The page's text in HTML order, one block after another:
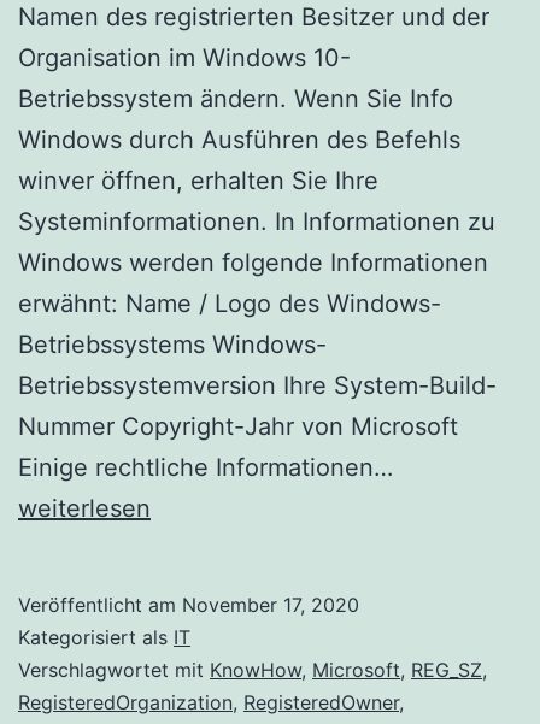
Namen des registrierten Besitzer und der
Organisation im Windows 10-
Betriebssystem ändern. Wenn Sie Info
Windows durch Ausführen des Befehls
winver öffnen, erhalten Sie Ihre
Systeminformationen. In Informationen zu
Windows werden folgende Informationen
erwähnt: Name / Logo des Windows-
Betriebssystems Windows-
Betriebssystemversion Ihre System-Build-
Nummer Copyright-Jahr von Microsoft
Einige rechtliche Informationen…
der
Organisation
weiterlesen
Veröffentlicht am November 17, 2020
Kategorisiert als IT
Verschlagwortet mit KnowHow, Microsoft, REG_SZ,
RegisteredOrganization, RegisteredOwner,